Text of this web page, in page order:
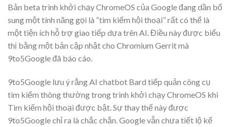
Bản beta trình khởi chạy ChromeOS của Google đang dần bổ
sung một tính năng gọi là “tìm kiếm hội thoại” rất có thể là
một tiện ích hỗ trợ giao tiếp dựa trên AI. Điều này được biểu
thị bằng một bản cập nhật cho Chromium Gerrit mà
9to5Google đã báo cáo.
9to5Google lưu ý rằng AI chatbot Bard tiếp quản công cụ
tìm kiếm thông thường trong trình khởi chạy ChromeOS khi
Tìm kiếm hội thoại được bật. Sự thay thế này được
9to5Google chỉ ra là chắc chắn. Google vẫn chưa tiết lộ kế